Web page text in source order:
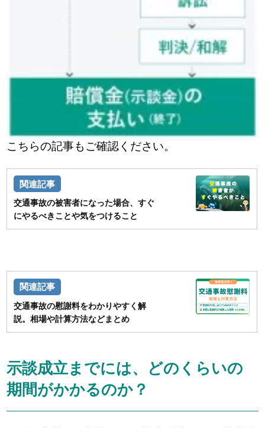
こちらの記事もご確認ください。
交通事故の被害者になった場合、すぐ
にやるべきことや気をつけること
交通事故の慰謝料をわかりやすく解
説。相場や計算方法などまとめ
示談成立までには、どのくらいの
期間がかかるのか？